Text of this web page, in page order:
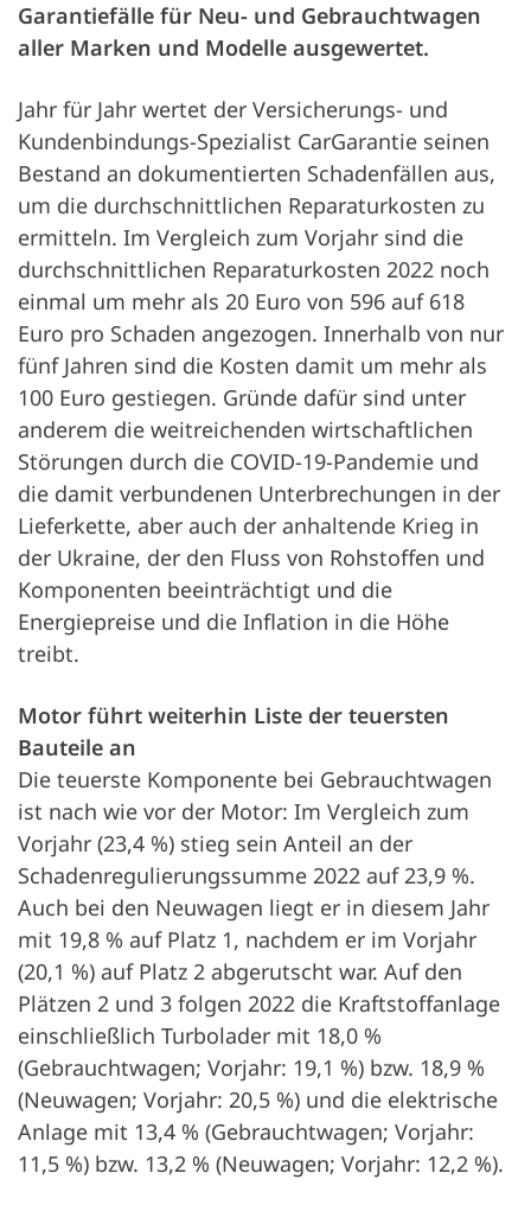
Garantiefälle für Neu- und Gebrauchtwagen
aller Marken und Modelle ausgewertet.
Jahr für Jahr wertet der Versicherungs- und
Kundenbindungs-Spezialist CarGarantie seinen
Bestand an dokumentierten Schadenfällen aus,
um die durchschnittlichen Reparaturkosten zu
ermitteln. Im Vergleich zum Vorjahr sind die
durchschnittlichen Reparaturkosten 2022 noch
einmal um mehr als 20 Euro von 596 auf 618
Euro pro Schaden angezogen. Innerhalb von nur
fünf Jahren sind die Kosten damit um mehr als
100 Euro gestiegen. Gründe dafür sind unter
anderem die weitreichenden wirtschaftlichen
Störungen durch die COVID-19-Pandemie und
die damit verbundenen Unterbrechungen in der
Lieferkette, aber auch der anhaltende Krieg in
der Ukraine, der den Fluss von Rohstoffen und
Komponenten beeinträchtigt und die
Energiepreise und die Inflation in die Höhe
treibt.
Motor führt weiterhin Liste der teuersten
Bauteile an
Die teuerste Komponente bei Gebrauchtwagen
ist nach wie vor der Motor: Im Vergleich zum
Vorjahr (23,4 %) stieg sein Anteil an der
Schadenregulierungssumme 2022 auf 23,9 %.
Auch bei den Neuwagen liegt er in diesem Jahr
mit 19,8 % auf Platz 1, nachdem er im Vorjahr
(20,1 %) auf Platz 2 abgerutscht war. Auf den
Plätzen 2 und 3 folgen 2022 die Kraftstoffanlage
einschließlich Turbolader mit 18,0 %
(Gebrauchtwagen; Vorjahr: 19,1 %) bzw. 18,9 %
(Neuwagen; Vorjahr: 20,5 %) und die elektrische
Anlage mit 13,4 % (Gebrauchtwagen; Vorjahr:
11,5 %) bzw. 13,2 % (Neuwagen; Vorjahr: 12,2 %).